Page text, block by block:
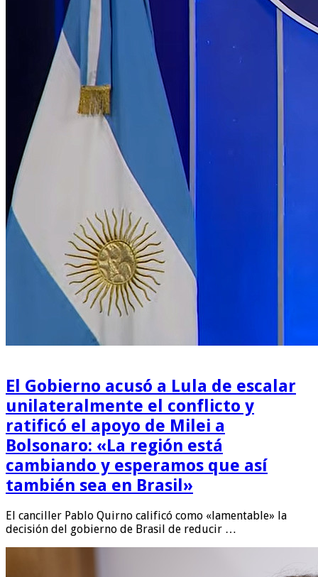
El Gobierno acusó a Lula de escalar
unilateralmente el conflicto y
ratificó el apoyo de Milei a
Bolsonaro: «La región está
cambiando y esperamos que así
también sea en Brasil»
El canciller Pablo Quirno calificó como «lamentable» la
decisión del gobierno de Brasil de reducir …